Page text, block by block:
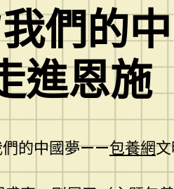
們的
進恩施
們的中國夢——包養網